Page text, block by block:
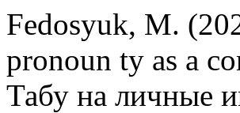
Fedosyuk, M.
pronoun ty as a
Табу на личные